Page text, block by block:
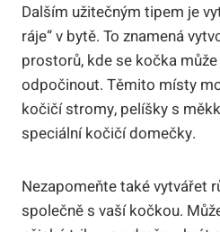
Dalším užitečným tipem je
ráje“ v bytě. To znamená
prostorů, kde se kočka
odpočinout. Těmito místy
kočičí stromy, pelíšky s
speciální kočičí domečky.
Nezapomeňte také vytvářet
společně s vaší kočkou.